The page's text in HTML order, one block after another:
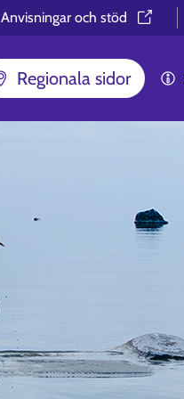
Anvisningar och stöd⁠
Regionala sidor